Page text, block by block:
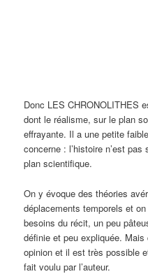
Donc LES CHRONOLITHES
dont le réalisme, sur le plan
effrayante. Il a une petite
concerne : l’histoire n’est
plan scientifique.
On y évoque des théories
déplacements temporels et
besoins du récit, un peu
définie et peu expliquée.
opinion et il est très possible
fait voulu par l’auteur.